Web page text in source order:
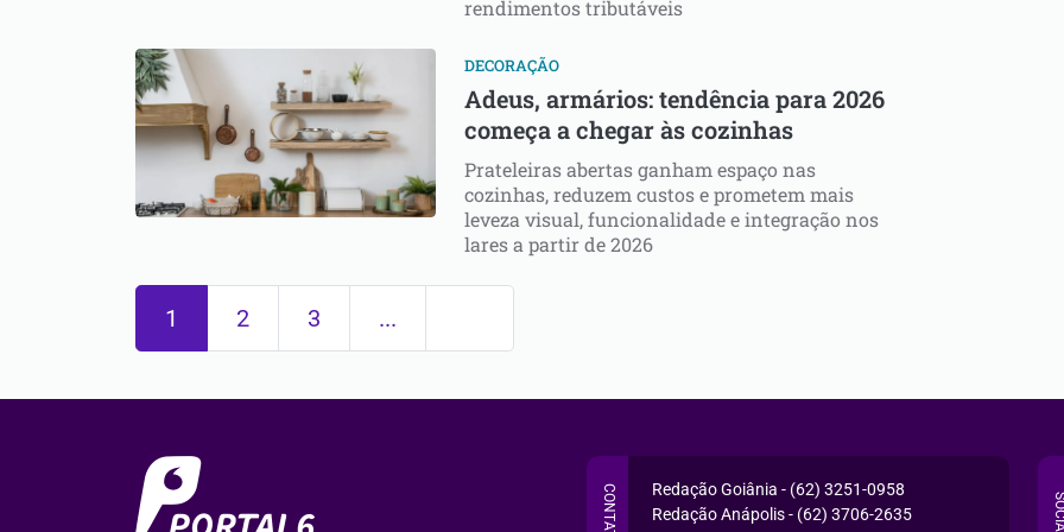
rendimentos tributáveis
DECORAÇÃO
Adeus, armários: tendência para 2026
começa a chegar às cozinhas
Prateleiras abertas ganham espaço nas
cozinhas, reduzem custos e prometem mais
leveza visual, funcionalidade e integração nos
lares a partir de 2026
1 2 3 ...
CONTATO
Redação Goiânia - (62) 3251-0958
Redação Anápolis - (62) 3706-2635